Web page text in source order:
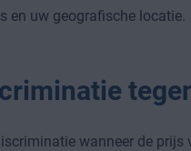
en uw geografische locatie.
wanneer de